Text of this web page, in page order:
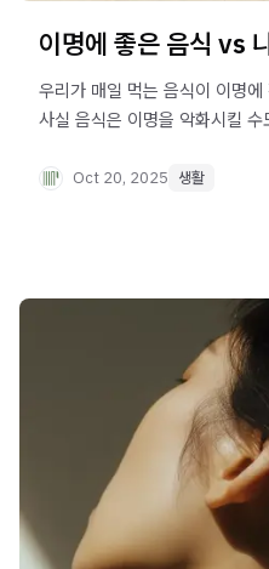
이명에 좋은 음식 vs
우리가 매일 먹는 음식이 이명
사실 음식은 이명을 악화시킬
위를 살펴보는 것이 필요한 이유
Oct 20, 2025 생활